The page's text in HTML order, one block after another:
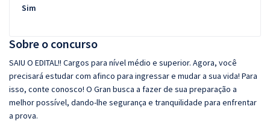
Sobre o concurso
SAIU O EDITAL!! Cargos para nível médio e superior. Agora, você
precisará estudar com afinco para ingressar e mudar a sua vida! Para
isso, conte conosco! O Gran busca a fazer de sua preparação a
melhor possível, dando-lhe segurança e tranquilidade para enfrentar
a prova.
Sim